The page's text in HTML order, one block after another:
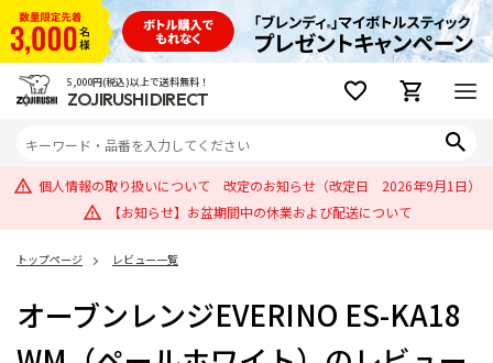
5,000円(税込)以上で送料無料！
ZOJIRUSHI DIRECT
個人情報の取り扱いについて 改定のお知らせ（改定日 2026年9月1日）
【お知らせ】お盆期間中の休業および配送について
トップページ レビュー一覧
オーブンレンジEVERINO ES-KA18